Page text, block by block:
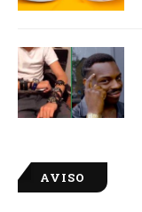
AVISO